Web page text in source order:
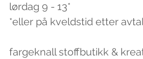
lørdag 9 - 13*
*eller på kveldstid etter
fargeknall stoffbutikk &